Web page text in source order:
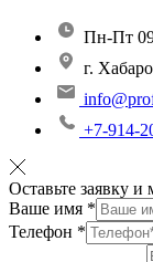
Пн-Пт
г.
+7-914-
Оставьте заявку
Ваше имя *
Телефон *